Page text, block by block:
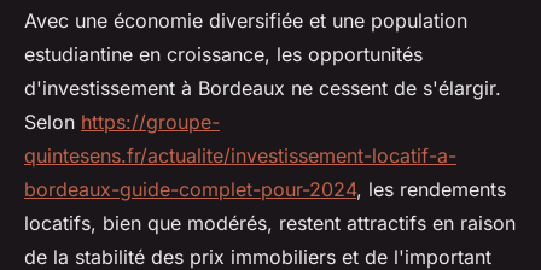
Avec une économie diversifiée et une population
estudiantine en croissance, les opportunités
d'investissement à Bordeaux ne cessent de s'élargir.
Selon https://groupe-
quintesens.fr/actualite/investissement-locatif-a-
bordeaux-guide-complet-pour-2024, les rendements
locatifs, bien que modérés, restent attractifs en raison
de la stabilité des prix immobiliers et de l'important